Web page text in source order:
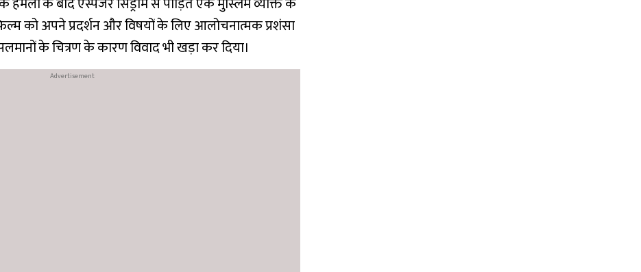
को अपने प्रदर्शन और विषयों के लिए आलोचनात्मक प्रशंसा
के चित्रण के कारण विवाद भी खड़ा कर दिया।